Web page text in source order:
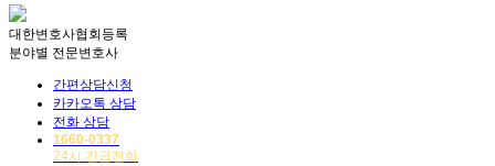
대한변호사협회등록
분야별 전문변호사
간편상담신청
카카오톡 상담
전화 상담
1660-0337
24시 긴급전화